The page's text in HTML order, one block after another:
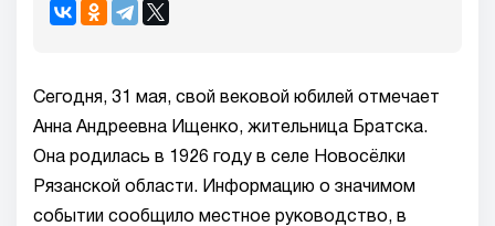
Сегодня, 31 мая, свой вековой юбилей отмечает
Анна Андреевна Ищенко, жительница Братска.
Она родилась в 1926 году в селе Новосёлки
Рязанской области. Информацию о значимом
событии сообщило местное руководство, в